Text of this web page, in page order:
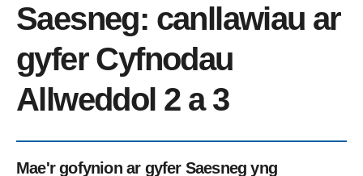
Saesneg: canllawiau ar
gyfer Cyfnodau
Allweddol 2 a 3
Mae'r gofynion ar gyfer Saesneg yng